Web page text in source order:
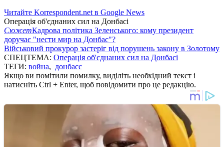
Читайте Korrespondent.net в Google News
Операція об'єднаних сил на Донбасі
СюжетКадрова політика Зеленського: кому президент
доручає "нести мир на Донбас"?
Військовий прокурор застеріг від порушень закону в Золотому
СПЕЦТЕМА: Операція об'єднаних сил на Донбасі
ТЕГИ: война, донбасс
Якщо ви помітили помилку, виділіть необхідний текст і
натисніть Ctrl + Enter, щоб повідомити про це редакцію.